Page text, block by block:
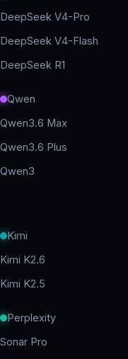
DeepSeek V4-Pro
DeepSeek V4-Flash
DeepSeek R1
Qwen
Qwen3.6 Max
Qwen3.6 Plus
Qwen3
Kimi
Kimi K2.6
Kimi K2.5
Perplexity
Sonar Pro